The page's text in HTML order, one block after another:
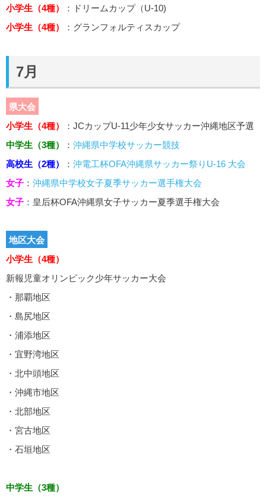
小学生（4種）
：ドリームカップ（U-10)
小学生（4種）
：グランフォルティスカップ
7月
県大会
小学生（4種）
：JCカップU-11少年少女サッカー沖縄地区予選
中学生（3種）
： 沖縄県中学校サッカー競技
高校生（2種）
： 沖電工杯OFA沖縄県サッカー祭りU-16 大会
女子 ： 沖縄県中学校女子夏季サッカー選手権大会
女子 ：皇后杯OFA沖縄県女子サッカー夏季選手権大会
地区大会
小学生（4種）
新報児童オリンピック少年サッカー大会
・那覇地区
・島尻地区
・浦添地区
・宜野湾地区
・北中頭地区
・沖縄市地区
・北部地区
・宮古地区
・石垣地区
中学生（3種）